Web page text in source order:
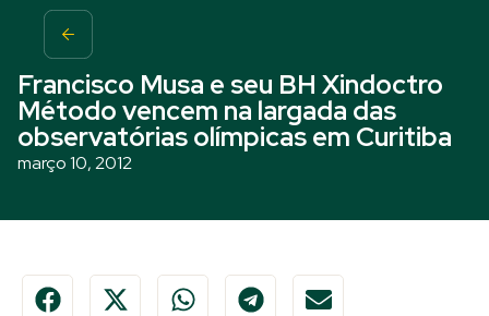
Francisco Musa e seu BH Xindoctro
Método vencem na largada das
observatórias olímpicas em Curitiba
março 10, 2012